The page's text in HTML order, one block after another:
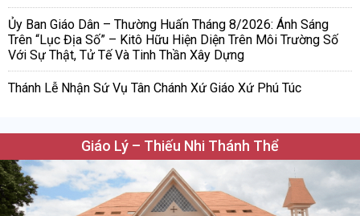
Ủy Ban Giáo Dân – Thường Huấn Tháng 8/2026: Ánh Sáng
Trên “Lục Địa Số” – Kitô Hữu Hiện Diện Trên Môi Trường Số
Với Sự Thật, Tử Tế Và Tinh Thần Xây Dựng
Thánh Lễ Nhận Sứ Vụ Tân Chánh Xứ Giáo Xứ Phú Túc
Giáo Lý – Thiếu Nhi Thánh Thể